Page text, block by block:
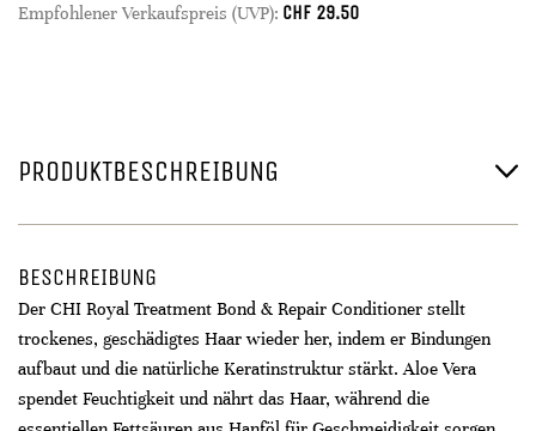
Empfohlener Verkaufspreis (UVP): CHF 29.50
PRODUKTBESCHREIBUNG
BESCHREIBUNG
Der CHI Royal Treatment Bond & Repair Conditioner stellt
trockenes, geschädigtes Haar wieder her, indem er Bindungen
aufbaut und die natürliche Keratinstruktur stärkt. Aloe Vera
spendet Feuchtigkeit und nährt das Haar, während die